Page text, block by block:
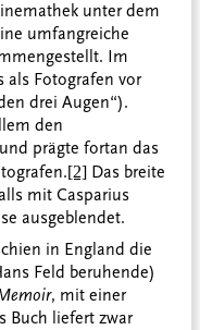
unter dem
umfangreiche
Im
als Fotografen vor
drei Augen“).
den
prägte fortan das
[2] Das breite
mit Casparius
ausgeblendet.
in England die
Feld beruhende)
, mit einer
Buch liefert zwar